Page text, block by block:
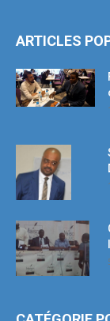
ARTICLES